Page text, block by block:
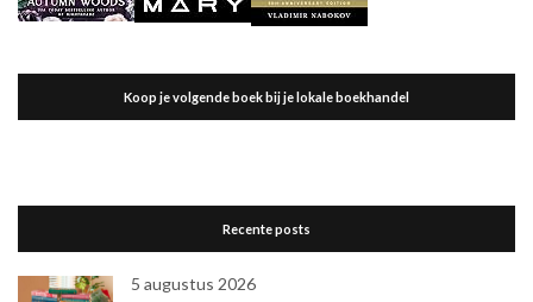
Koop je volgende boek bij je lokale boekhandel
Recente posts
5 augustus 2026